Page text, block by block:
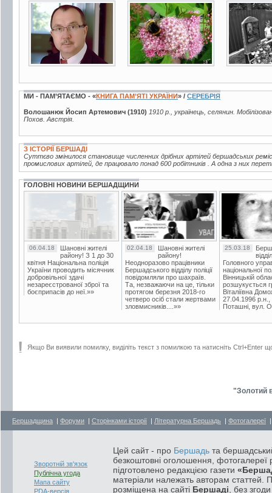
2 фото 48 фото 2 фото
МИ - ПАМ’ЯТАЄМО - «КНИГА ПАМ’ЯТІ УКРАЇНИ» / СЕРЕБРІЯ
Волошанюк Йосип Артемович (1910) 1910 р., українець, селянин.
Похов. Австрія.
З ІСТОРІЇ БЕРШАДІ
Суттєво змінилося становище численних дрібних артілей бершадських
промислових артілей, де працювало понад 600 робітників . А одна з них
ГОЛОВНІ НОВИНИ БЕРШАДЩИНИ
06.04.18
Шановні жителі
району! З 1 до 30
квітня Національна поліція
України проводить місячник
добровільної здачі
незареєстрованої зброї та
боєприпасів до неї.»»
02.04.18
Шановні жителі
району!
Неодноразово працівники
Бершадського відділу поліції
повідомляли про шахраїв.
Та, незважаючи на це, тільки
протягом березня 2018-го
четверо осіб стали жертвами
зловмисників....»»
25.03.18
Головного
національної
Вінницькій
розшукується
Віталіївна
27.04.1996 р.н.,
Поташні, вул.
Якщо Ви виявили помилку, виділіть текст з помилкою та натисніть Ctrl+Enter
"Золотий
Бершадщина | Форуми | Сторінками історії | Літературна Бершадь | Фотогалереї
Зворотній зв'язок
Публічна угода
Мапа сайту
PDA-версія
Цей сайт - про Бершадь та
безкоштовні оголошення, фотогалереї
підготовлено редакцією газети
матеріали належать авторам статтей.
розміщена на сайті Бершаді , без